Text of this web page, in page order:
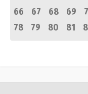
66
67 68 69
78
79 80 81